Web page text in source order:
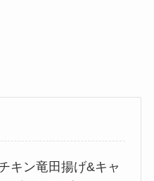
キン竜田揚げ&キャ